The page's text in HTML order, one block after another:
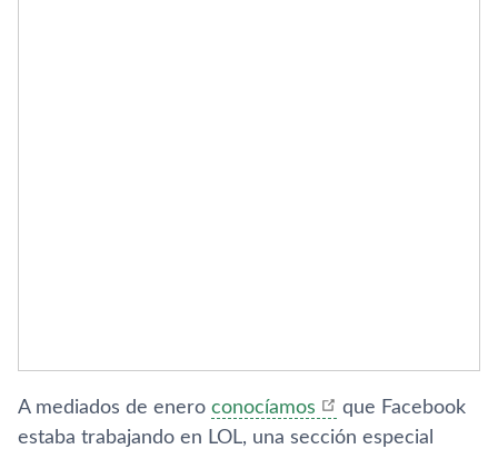
A mediados de enero conocíamos
que Facebook
estaba trabajando en LOL, una sección especial